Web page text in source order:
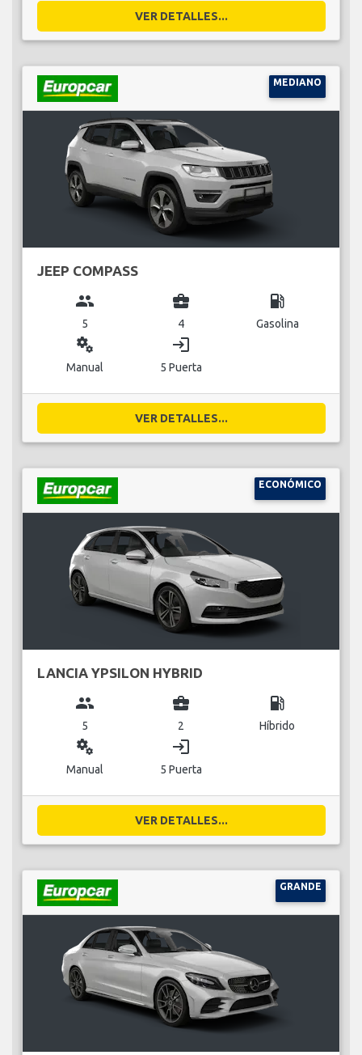
VER DETALLES...
MEDIANO
JEEP COMPASS
group
5
business_center
4
local_gas_station
Gasolina
miscellaneous_services
Manual
login
5 Puerta
VER DETALLES...
ECONÓMICO
LANCIA YPSILON HYBRID
group
5
business_center
2
local_gas_station
Híbrido
miscellaneous_services
Manual
login
5 Puerta
VER DETALLES...
GRANDE